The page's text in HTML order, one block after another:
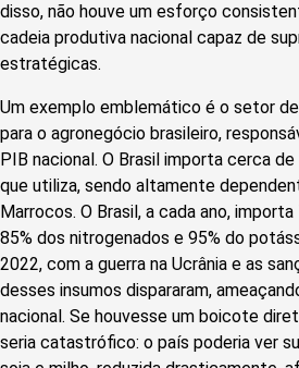
disso, não houve um esforço
cadeia produtiva nacional capaz de
estratégicas.
Um exemplo emblemático é o setor
para o agronegócio brasileiro,
PIB nacional. O Brasil importa cerca
que utiliza, sendo altamente
Marrocos. O Brasil, a cada ano,
85% dos nitrogenados e 95% do
2022, com a guerra na Ucrânia e as
desses insumos dispararam,
nacional. Se houvesse um boicote
seria catastrófico: o país poderia ver